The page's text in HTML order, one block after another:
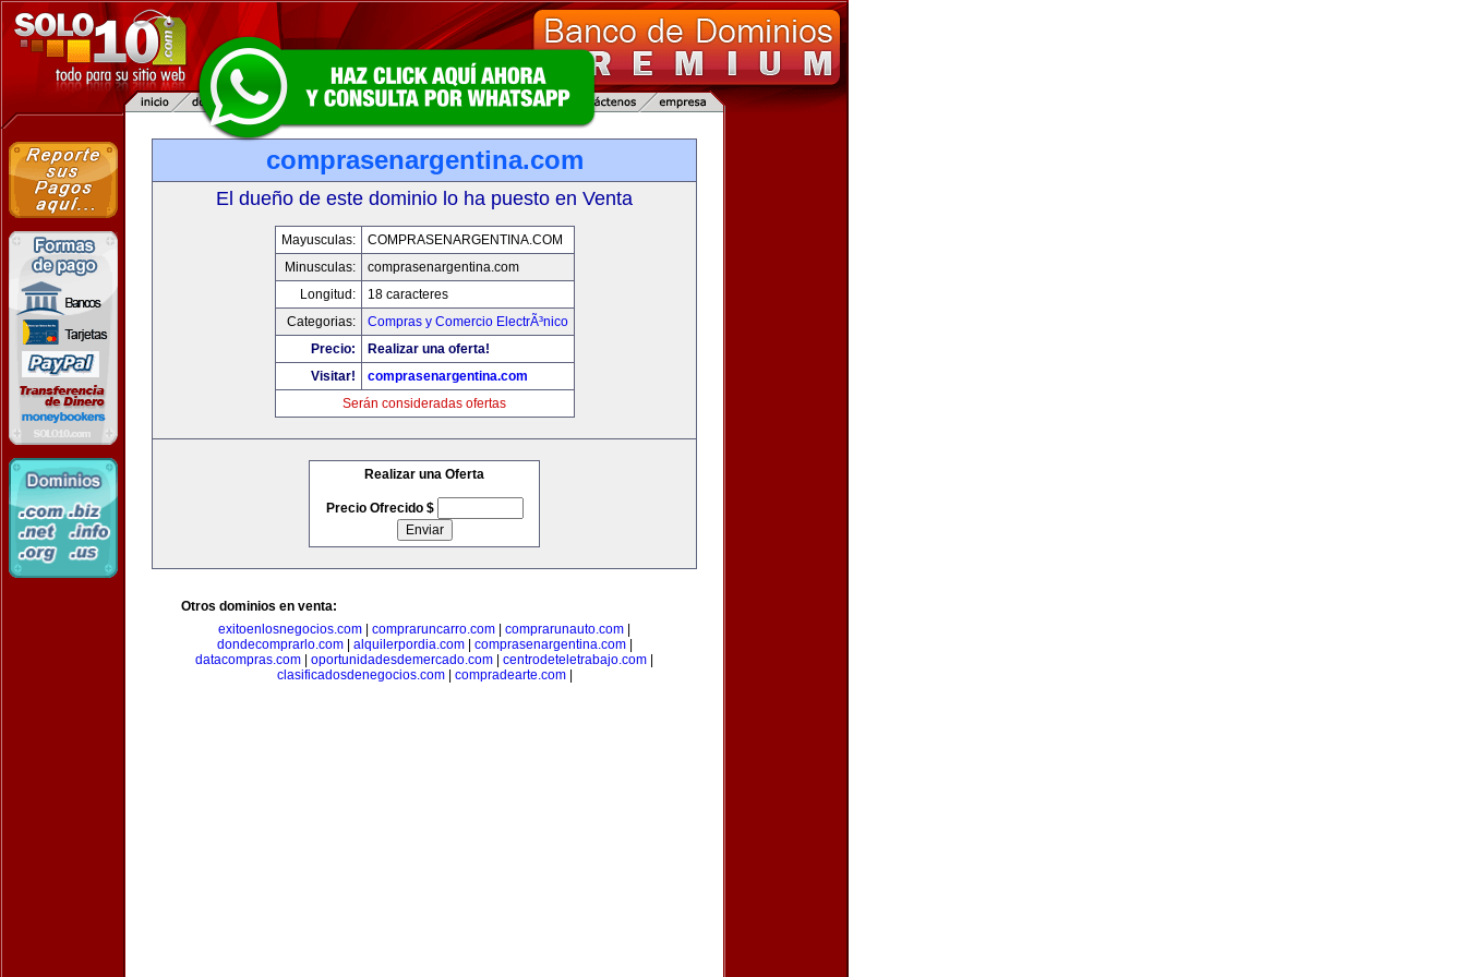
comprasenargentina.com
El dueño de este dominio lo ha puesto en Venta
Mayusculas:
COMPRASENARGENTINA.COM
Minusculas:
comprasenargentina.com
Longitud:
18 caracteres
Categorias:
Compras y Comercio ElectrÃ³nico
Precio:
Realizar una oferta!
Visitar!
comprasenargentina.com
Serán consideradas ofertas
Realizar una Oferta
Precio Ofrecido $
Otros dominios en venta:
exitoenlosnegocios.com
compraruncarro.com comprarunauto.com
dondecomprarlo.com| alquilerpordia.com| comprasenargentina.com|
datacompras.com
oportunidadesdemercado.com centrodeteletrabajo.com
clasificadosdenegocios.com| compradearte.com|